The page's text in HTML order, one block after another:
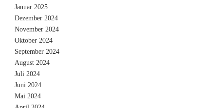
Januar 2025
Dezember 2024
November 2024
Oktober 2024
September 2024
August 2024
Juli 2024
Juni 2024
Mai 2024